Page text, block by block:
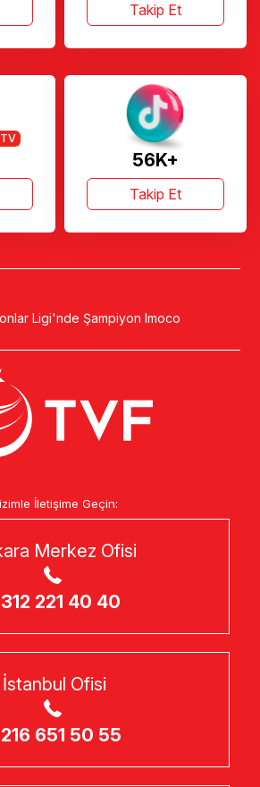
Takip Et
56K+
Takip Et
Ligi'nde Şampiyon Imoco
İletişime Geçin:
Merkez Ofisi
221 40 40
İstanbul Ofisi
651 50 55